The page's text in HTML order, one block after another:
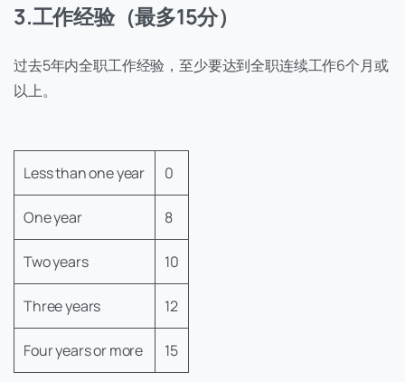
3.工作经验（最多15分）
过去5年内全职工作经验，至少要达到全职连续工作6个月或
以上。
Less than one year 0
One year 8
Two years 10
Three years 12
Four years or more 15